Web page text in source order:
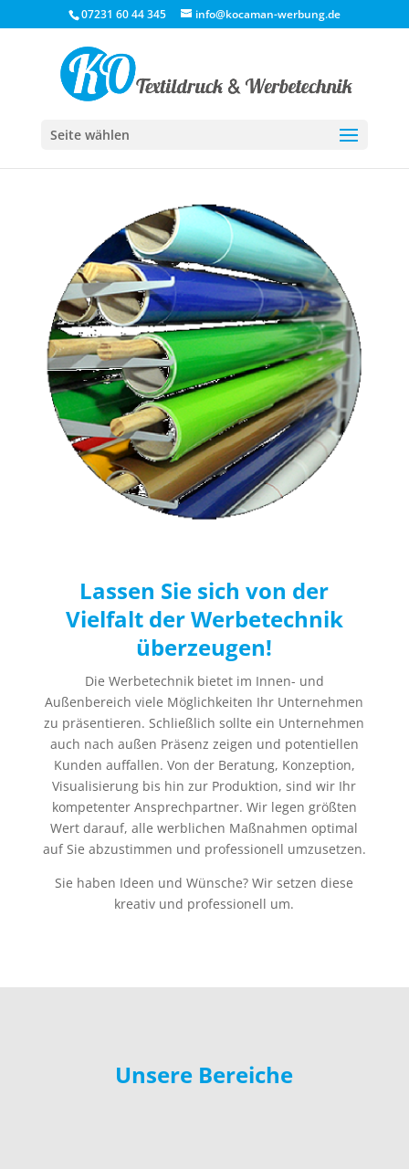
07231 60 44 345 info@kocaman-werbung.de
Seite wählen
Lassen Sie sich von der
Vielfalt der Werbetechnik
überzeugen!
Die Werbetechnik bietet im Innen- und
Außenbereich viele Möglichkeiten Ihr Unternehmen
zu präsentieren. Schließlich sollte ein Unternehmen
auch nach außen Präsenz zeigen und potentiellen
Kunden auffallen. Von der Beratung, Konzeption,
Visualisierung bis hin zur Produktion, sind wir Ihr
kompetenter Ansprechpartner. Wir legen größten
Wert darauf, alle werblichen Maßnahmen optimal
auf Sie abzustimmen und professionell umzusetzen.
Sie haben Ideen und Wünsche? Wir setzen diese
kreativ und professionell um.
Unsere Bereiche